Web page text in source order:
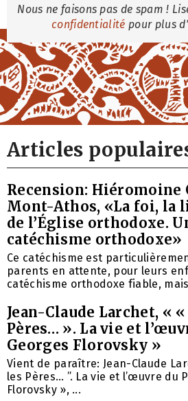
Nous ne faisons pas de spam !
confidentialité pour plus
Articles
Recension: Hiéromoine
Mont-Athos, «La foi, la
de l’Église orthodoxe.
catéchisme orthodoxe»
Ce catéchisme est
parents en attente, pour leurs
catéchisme orthodoxe fiable,
Jean-Claude Larchet, «
Pères… ». La vie et
Georges Florovsky »
Vient de paraître: Jean-Claude
les Pères… ”. La vie et l’œuvre du
Florovsky », ...